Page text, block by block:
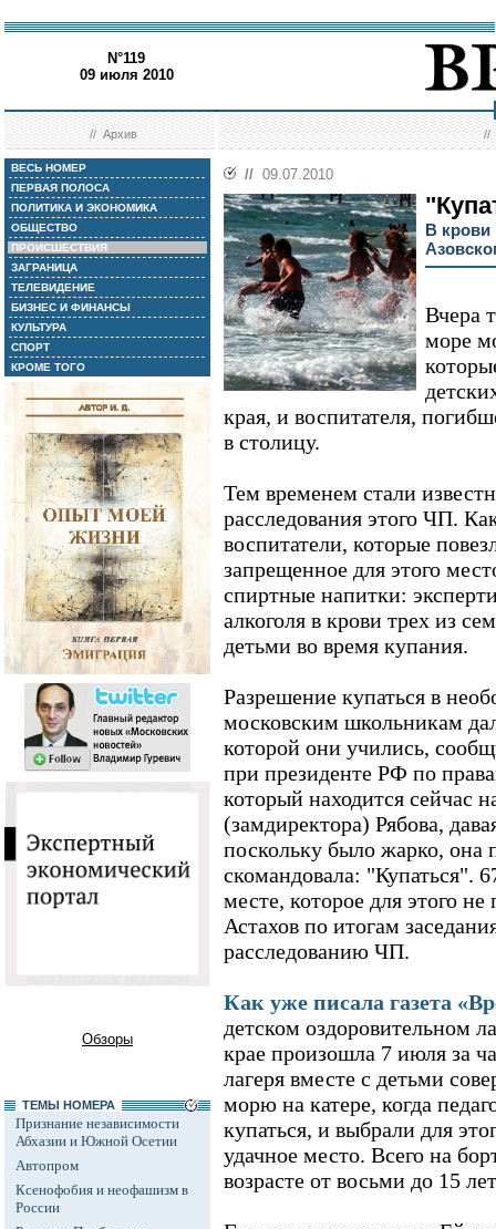
N°119
09 июля 2010
//Архив //
ВЕСЬ НОМЕР
ПЕРВАЯ ПОЛОСА
ПОЛИТИКА И ЭКОНОМИКА
ОБЩЕСТВО
ПРОИСШЕСТВИЯ
ЗАГРАНИЦА
ТЕЛЕВИДЕНИЕ
БИЗНЕС И ФИНАНСЫ
КУЛЬТУРА
СПОРТ
КРОМЕ ТОГО
Обзоры
ТЕМЫ НОМЕРА
Признание независимости
Абхазии и Южной Осетии
Автопром
Ксенофобия и неофашизм в
России
// 09.07.2010
В крови
Вчера
море
края, и воспитателя,
в столицу.
Тем временем стали
расследования этого ЧП.
воспитатели, которые
запрещенное для этого
спиртные напитки:
алкоголя в крови трех из
детьми во время купания.
Разрешение купаться в
московским школьникам
которой они учились,
при президенте РФ по
который находится сейчас
(замдиректора) Рябова,
поскольку было жарко, она
скомандовала: "Купаться".
месте, которое для этого
Астахов по итогам
расследованию ЧП.
Как уже писала газета
детском оздоровительном
крае произошла 7 июля за
лагеря вместе с детьми
морю на катере, когда
купаться, и выбрали для
удачное место. Всего на
возрасте от восьми до 15